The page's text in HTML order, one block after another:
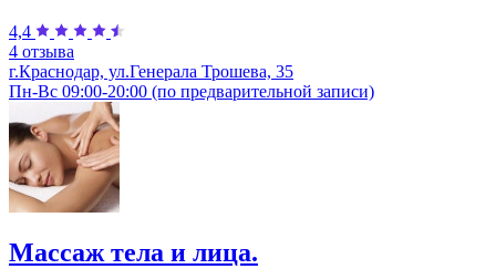
4,4
4 отзыва
г.Краснодар, ул.Генерала Трошева, 35
Пн-Вс 09:00-20:00 (по предварительной записи)
Массаж тела и лица.